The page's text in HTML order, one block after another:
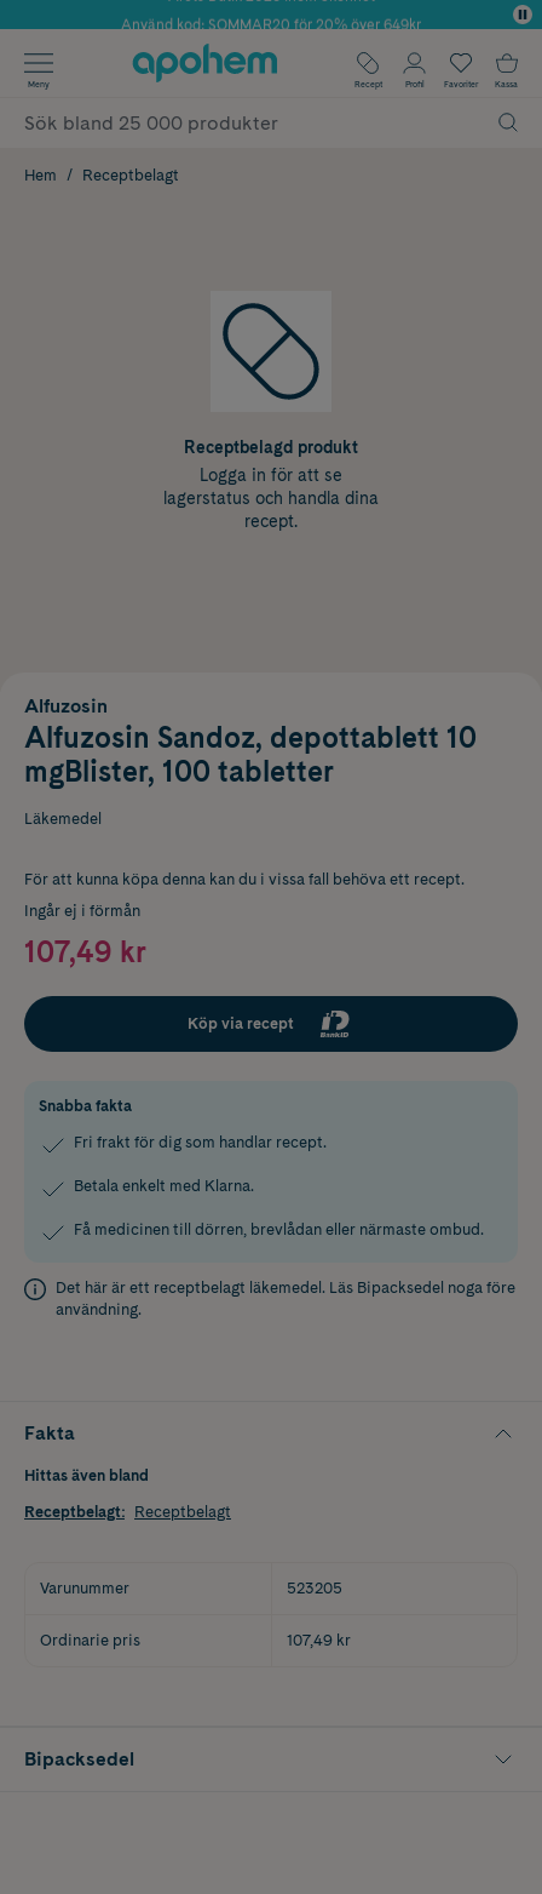
Använd kod: SOMMAR20 för 20% över 649kr
✓ Fri frakt
✓ Poäng på alla köp*
Meny Recept Profil Favoriter Kassa
Hem Receptbelagt
Receptbelagd produkt
Logga in för att se
lagerstatus och handla dina
recept.
Alfuzosin
Alfuzosin Sandoz, depottablett 10
mgBlister, 100 tabletter
Läkemedel
För att kunna köpa denna kan du i vissa fall behöva ett recept.
Ingår ej i förmån
107,49 kr
Köp via recept
Snabba fakta
Fri frakt för dig som handlar recept.
Betala enkelt med Klarna.
Få medicinen till dörren, brevlådan eller närmaste ombud.
Det här är ett receptbelagt läkemedel. Läs Bipacksedel noga före
användning.
Fakta
Hittas även bland
Receptbelagt: Receptbelagt
Varunummer 523205
Ordinarie pris 107,49 kr
Bipacksedel